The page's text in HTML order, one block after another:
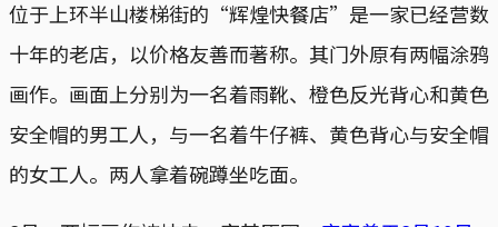
位于上环半山楼梯街的“辉煌快餐店”是一家已经营数
十年的老店，以价格友善而著称。其门外原有两幅涂鸦
画作。画面上分别为一名着雨靴、橙色反光背心和黄色
安全帽的男工人，与一名着牛仔裤、黄色背心与安全帽
的女工人。两人拿着碗蹲坐吃面。